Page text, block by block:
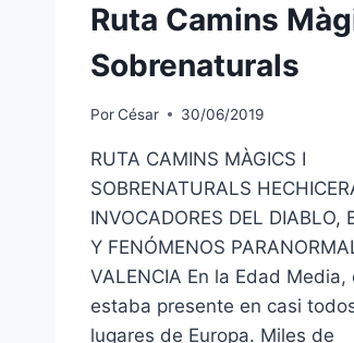
Ruta Camins
Sobrenaturals
PorCésar 30/06/2019
RUTA CAMINS MÀGICS I
SOBRENATURALS
INVOCADORES DEL DIABLO,
Y FENÓMENOS
VALENCIA En la Edad
estaba presente en casi
lugares de Europa. Miles de